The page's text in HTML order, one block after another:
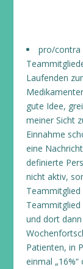
pro/contra
Laufenden
gute Idee,
meiner Sicht
Einnahme
eine
definierte
nicht aktiv,
Teammitglied
Teammitglied
und dort
Patienten, in
einmal